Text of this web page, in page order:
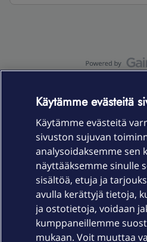
Laitteet & liittymät
Palvelut
Käytämme evästeitä
Käytämme evästeitä
sivuston sujuvan
analysoidaksemme sen
näyttääksemme sinulle
sisältöä, etuja ja
avulla kerättyjä tietoja,
ja ostotietoja, voidaan
kumppaneillemme
mukaan. Voit muuttaa